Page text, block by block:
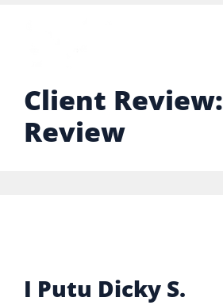
Client Review:
Review
I Putu Dicky S.